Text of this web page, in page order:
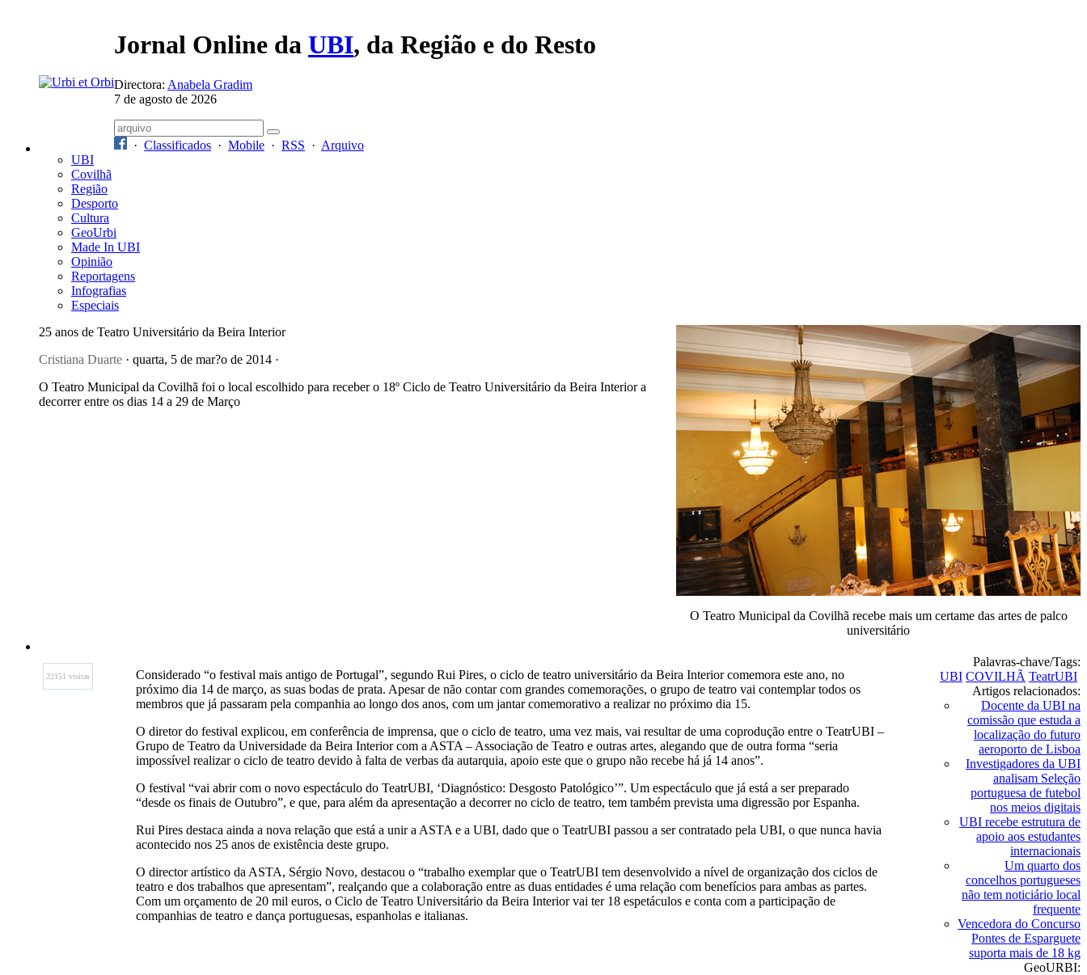
Jornal Online da UBI, da Região e do Resto
Directora: Anabela Gradim
7 de agosto de 2026
· Classificados · Mobile · RSS · Arquivo
UBI
Covilhã
Região
Desporto
Cultura
GeoUrbi
Made In UBI
Opinião
Reportagens
Infografias
Especiais
25 anos de Teatro Universitário da Beira Interior
Cristiana Duarte · quarta, 5 de mar?o de 2014 ·
O Teatro Municipal da Covilhã foi o local escolhido para receber o 18º Ciclo de Teatro Universitário da Beira Interior a
decorrer entre os dias 14 a 29 de Março
O Teatro Municipal da Covilhã recebe mais um certame das artes de palco
universitário
22151 visitas
Considerado “o festival mais antigo de Portugal”, segundo Rui Pires, o ciclo de teatro universitário da Beira Interior comemora este ano, no
próximo dia 14 de março, as suas bodas de prata. Apesar de não contar com grandes comemorações, o grupo de teatro vai contemplar todos os
membros que já passaram pela companhia ao longo dos anos, com um jantar comemorativo a realizar no próximo dia 15.
O diretor do festival explicou, em conferência de imprensa, que o ciclo de teatro, uma vez mais, vai resultar de uma coprodução entre o TeatrUBI –
Grupo de Teatro da Universidade da Beira Interior com a ASTA – Associação de Teatro e outras artes, alegando que de outra forma “seria
impossível realizar o ciclo de teatro devido à falta de verbas da autarquia, apoio este que o grupo não recebe há já 14 anos”.
O festival “vai abrir com o novo espectáculo do TeatrUBI, ‘Diagnóstico: Desgosto Patológico’”. Um espectáculo que já está a ser preparado
“desde os finais de Outubro”, e que, para além da apresentação a decorrer no ciclo de teatro, tem também prevista uma digressão por Espanha.
Rui Pires destaca ainda a nova relação que está a unir a ASTA e a UBI, dado que o TeatrUBI passou a ser contratado pela UBI, o que nunca havia
acontecido nos 25 anos de existência deste grupo.
O director artístico da ASTA, Sérgio Novo, destacou o “trabalho exemplar que o TeatrUBI tem desenvolvido a nível de organização dos ciclos de
teatro e dos trabalhos que apresentam”, realçando que a colaboração entre as duas entidades é uma relação com benefícios para ambas as partes.
Com um orçamento de 20 mil euros, o Ciclo de Teatro Universitário da Beira Interior vai ter 18 espetáculos e conta com a participação de
companhias de teatro e dança portuguesas, espanholas e italianas.
Palavras-chave/Tags:
UBI COVILHÃ TeatrUBI
Artigos relacionados:
Docente da UBI na
comissão que estuda a
localização do futuro
aeroporto de Lisboa
Investigadores da UBI
analisam Seleção
portuguesa de futebol
nos meios digitais
UBI recebe estrutura de
apoio aos estudantes
internacionais
Um quarto dos
concelhos portugueses
não tem noticiário local
frequente
Vencedora do Concurso
Pontes de Esparguete
suporta mais de 18 kg
GeoURBI: